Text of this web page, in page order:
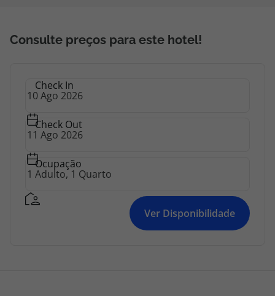
Consulte preços para este hotel!
Check In
Check Out
Ocupação
Ver Disponibilidade